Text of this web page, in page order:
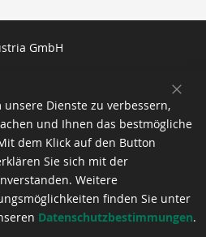
GmbH
Dienste zu verbessern,
und Ihnen das bestmögliche
dem Klick auf den Button
Sie sich mit der
Weitere
finden Sie unter
Datenschutzbestimmungen.